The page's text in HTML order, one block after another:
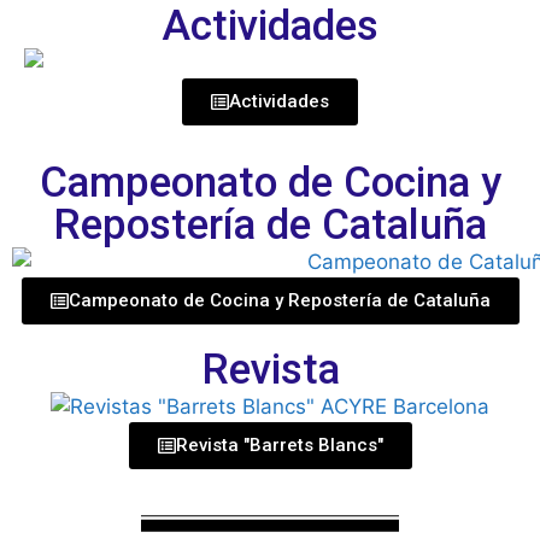
Actividades
Actividades
Campeonato de Cocina y
Repostería de Cataluña
Campeonato de Cocina y Repostería de Cataluña
Revista
Revista "Barrets Blancs"